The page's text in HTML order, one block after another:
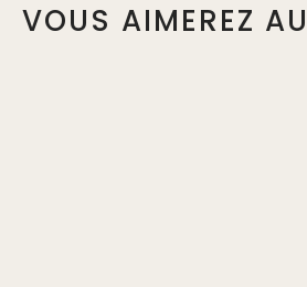
VOUS AIMEREZ